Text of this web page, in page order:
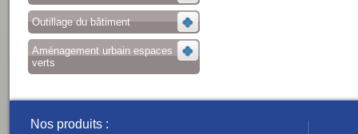
Outillage du bâtiment
Aménagement urbain espaces
verts
Nos produits :